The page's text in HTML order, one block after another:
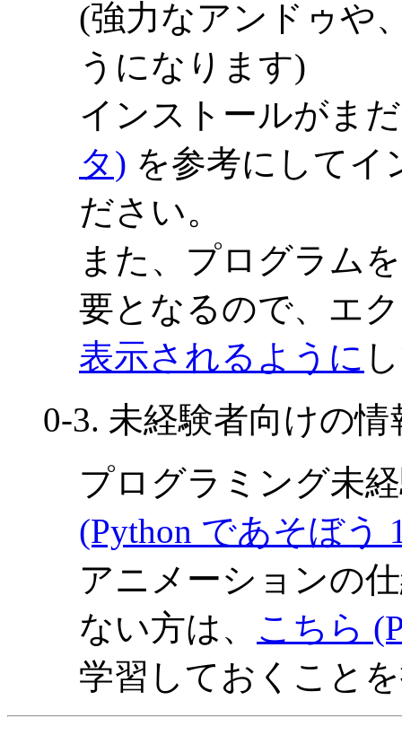
(強力なアンドゥや
うになります)
インストールがま
タ) を参考にしてイ
ださい。
また、プログラム
要となるので、エ
表示されるように
0-3. 未経験者向けの
プログラミング未
(Python であそぼう
アニメーションの
ない方は、 こちら
学習しておくこと